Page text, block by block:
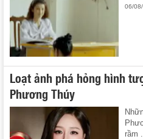
06/
Loạt ảnh phá hỏng hình
Phương Thúy
rầm ...